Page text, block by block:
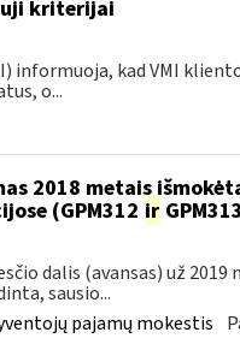
kriterijai
informuoja, kad VMI
o...
2018 metais
(GPM312 ir
dalis (avansas) už 2019
sausio...
pajamų mokestis